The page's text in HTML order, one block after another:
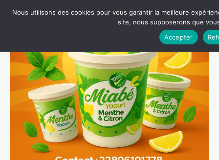
Nous utilisons des cookies pour vous garantir la meilleure
site, nous supposerons que
Accepter